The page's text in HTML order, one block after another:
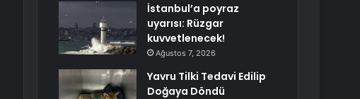
İstanbul’a poyraz
uyarısı: Rüzgar
kuvvetlenecek!
Ağustos 7, 2026
Yavru Tilki Tedavi Edilip
Doğaya Döndü